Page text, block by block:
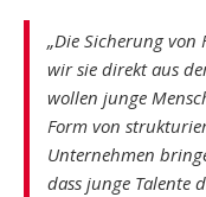
„Die Sicherung von
wir sie direkt aus
wollen junge
Form von
Unternehmen
dass junge Talente